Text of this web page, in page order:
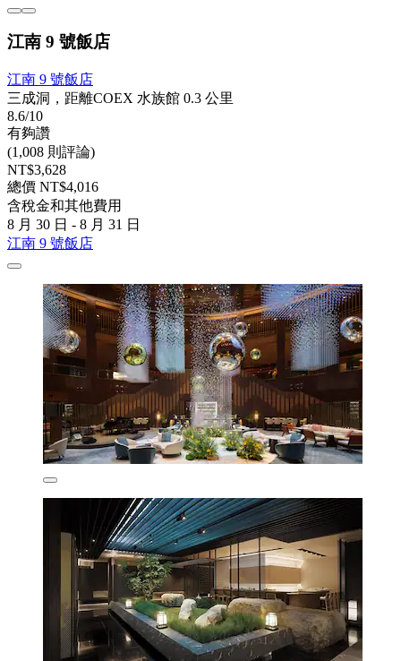
江南 9 號飯店
江南 9 號飯店
三成洞，距離COEX 水族館 0.3 公里
8.6/10
有夠讚
(1,008 則評論)
NT$3,628
總價 NT$4,016
含稅金和其他費用
8 月 30 日 - 8 月 31 日
江南 9 號飯店